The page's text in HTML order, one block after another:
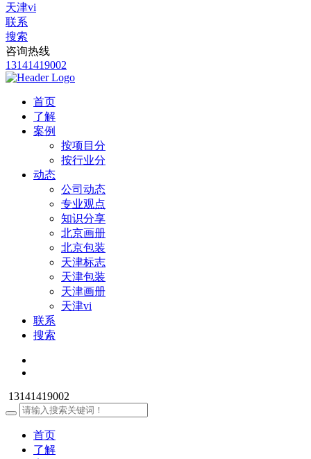
天津vi
联系
搜索
咨询热线
13141419002
首页
了解
案例
按项目分
按行业分
动态
公司动态
专业观点
知识分享
北京画册
北京包装
天津标志
天津包装
天津画册
天津vi
联系
搜索
13141419002
首页
了解